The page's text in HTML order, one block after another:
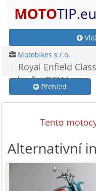
MOTOTIP.eu
Motobikes s.r.o.
Royal Enfield
odpočet DPH )
Přehled
Tento
Alternativní